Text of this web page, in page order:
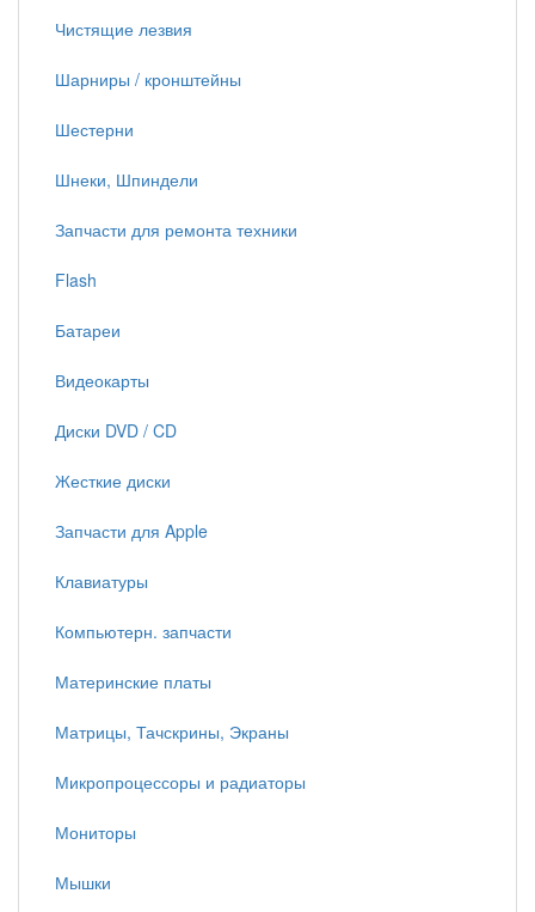
Чистящие лезвия
Шарниры / кронштейны
Шестерни
Шнеки, Шпиндели
Запчасти для ремонта техники
Flash
Батареи
Видеокарты
Диски DVD / CD
Жесткие диски
Запчасти для Apple
Клавиатуры
Компьютерн. запчасти
Материнские платы
Матрицы, Тачскрины, Экраны
Микропроцессоры и радиаторы
Мониторы
Мышки